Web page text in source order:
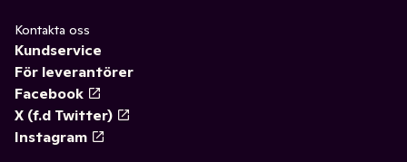
Kontakta oss
Kundservice
För leverantörer
Facebook
X (f.d Twitter)
Instagram